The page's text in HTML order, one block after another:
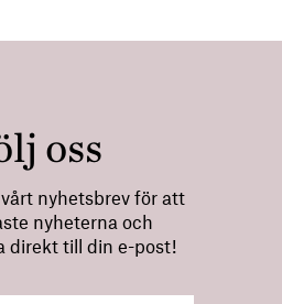
oss
nyhetsbrev för att
nyheterna och
direkt till din e-post!